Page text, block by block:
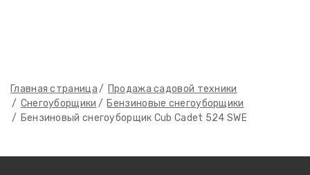
Главная страница
Продажа садовой техники
Снегоуборщики
Бензиновые снегоуборщики
Бензиновый снегоуборщик Cub Cadet 524 SWE